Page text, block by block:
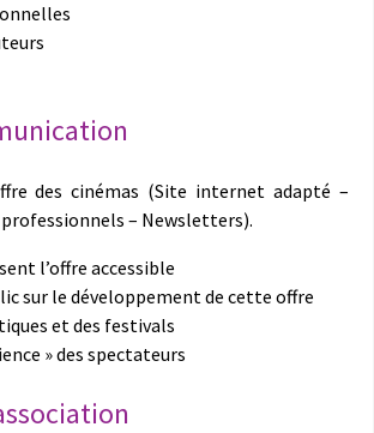
des cinémas (Site internet adapté –
– Newsletters).
l’offre accessible
sur le développement de cette offre
et des festivals
» des spectateurs